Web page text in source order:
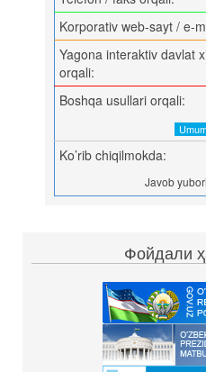
Korporativ web-sayt / e-
Yagona interaktiv davlat
orqali:
Boshqa usullari orqali:
Ko’rib chiqilmokda:
Javob
Фойдали